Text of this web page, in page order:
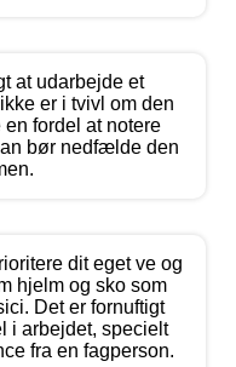
at udarbejde et
er i tvivl om den
fordel at notere
bør nedfælde den
dit eget ve og
hjelm og sko som
Det er fornuftigt
i arbejdet, specielt
fra en fagperson.